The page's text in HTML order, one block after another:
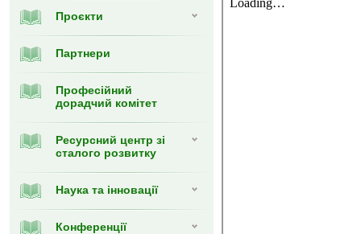
Проєкти
Партнери
Професійний
дорадчий комітет
Ресурсний центр зі
сталого розвитку
Наука та інновації
Конференції